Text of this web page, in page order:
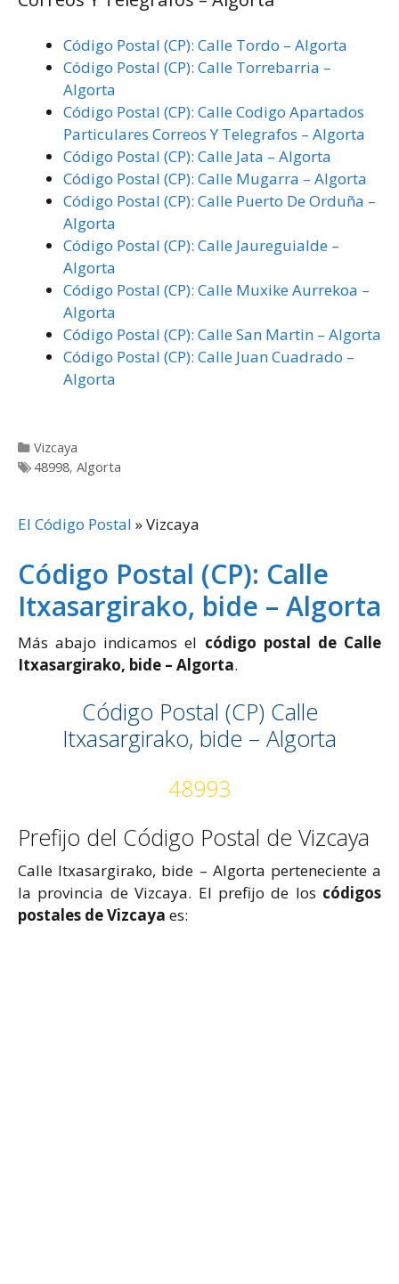
Código Postal (CP): Calle Tordo – Algorta
Código Postal (CP): Calle Torrebarria –
Algorta
Código Postal (CP): Calle Codigo Apartados
Particulares Correos Y Telegrafos – Algorta
Código Postal (CP): Calle Jata – Algorta
Código Postal (CP): Calle Mugarra – Algorta
Código Postal (CP): Calle Puerto De Orduña –
Algorta
Código Postal (CP): Calle Jaureguialde –
Algorta
Código Postal (CP): Calle Muxike Aurrekoa –
Algorta
Código Postal (CP): Calle San Martin – Algorta
Código Postal (CP): Calle Juan Cuadrado –
Algorta
Categorías
Vizcaya
Etiquetas
48998, Algorta
El Código Postal »Vizcaya
Código Postal (CP): Calle
Itxasargirako, bide – Algorta
Más abajo indicamos el código postal de Calle
Itxasargirako, bide – Algorta.
Código Postal (CP) Calle
Itxasargirako, bide – Algorta
48993
Prefijo del Código Postal de Vizcaya
Calle Itxasargirako, bide – Algorta perteneciente a
la provincia de Vizcaya. El prefijo de los códigos
postales de Vizcaya es: